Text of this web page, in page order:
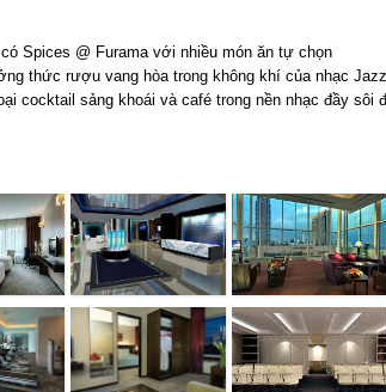
Spices @ Furama với nhiều món ăn tự chọn
thức rượu vang hòa trong không khí của nhạc Jazz
cocktail sảng khoái và café trong nền nhạc đầy sôi